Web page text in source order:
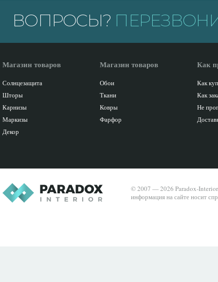
ВОПРОСЫ?
Магазин товаров
Солнцезащита
Шторы
Карнизы
Маркизы
Декор
Магазин товаров
Обои
Ткани
Ковры
Фарфор
Как
Как
Как
Не
© 2007 — 2026 Paradox-
информация на сайте носит